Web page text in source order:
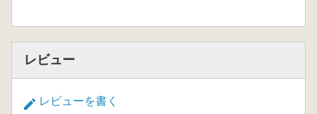
レビュー
レビューを書く